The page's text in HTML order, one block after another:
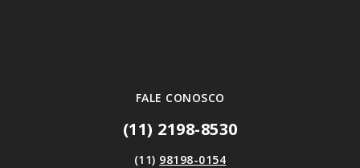
FALE CONOSCO
(11) 2198-8530
(11) 98198-0154